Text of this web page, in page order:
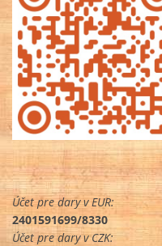
Účet pre dary v EUR:
2401591699/8330
Účet pre dary v CZK: